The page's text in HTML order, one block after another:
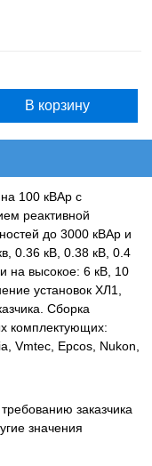
100 кВАр с
реактивной
до 3000 кВАр и
0.36 кВ, 0.38 кВ, 0.4
на высокое: 6 кВ, 10
установок ХЛ1,
Сборка
комплектующих:
Vmtec, Epcos, Nukon,
заказчика
значения